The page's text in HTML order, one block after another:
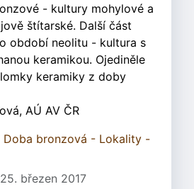
- kultury mohylové a
štítarské. Další část
období neolitu - kultura s
keramikou. Ojediněle
keramiky z doby
AÚ AV ČR
Doba bronzová - Lokality -
březen 2017